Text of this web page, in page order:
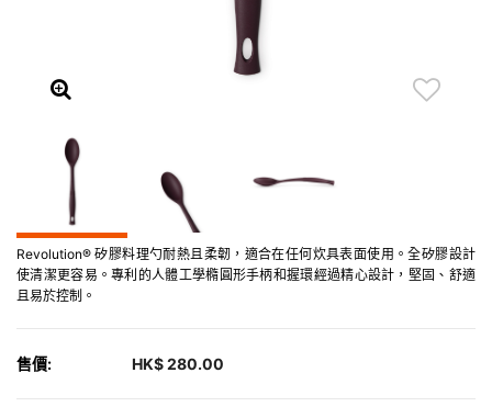
Revolution® 矽膠料理勺耐熱且柔韌，適合在任何炊具表面使用。全矽膠設計
使清潔更容易。專利的人體工學橢圓形手柄和握環經過精心設計，堅固、舒適
且易於控制。
售價: HK$ 280.00